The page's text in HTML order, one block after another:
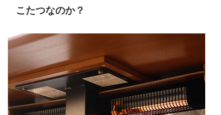
こたつなのか？